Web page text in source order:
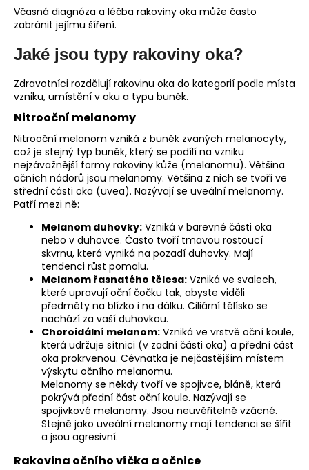
Včasná diagnóza a léčba rakoviny oka může často
zabránit jejímu šíření.
Jaké jsou typy rakoviny oka?
Zdravotníci rozdělují rakovinu oka do kategorií podle místa
vzniku, umístění v oku a typu buněk.
Nitrooční melanomy
Nitrooční melanom vzniká z buněk zvaných melanocyty,
což je stejný typ buněk, který se podílí na vzniku
nejzávažnější formy rakoviny kůže (melanomu). Většina
očních nádorů jsou melanomy. Většina z nich se tvoří ve
střední části oka (uvea). Nazývají se uveální melanomy.
Patří mezi ně:
Melanom duhovky: Vzniká v barevné části oka
nebo v duhovce. Často tvoří tmavou rostoucí
skvrnu, která vyniká na pozadí duhovky. Mají
tendenci růst pomalu.
Melanom řasnatého tělesa: Vzniká ve svalech,
které upravují oční čočku tak, abyste viděli
předměty na blízko i na dálku. Ciliární tělísko se
nachází za vaší duhovkou.
Choroidální melanom: Vzniká ve vrstvě oční koule,
která udržuje sítnici (v zadní části oka) a přední část
oka prokrvenou. Cévnatka je nejčastějším místem
výskytu očního melanomu.
Melanomy se někdy tvoří ve spojivce, bláně, která
pokrývá přední část oční koule. Nazývají se
spojivkové melanomy. Jsou neuvěřitelně vzácné.
Stejně jako uveální melanomy mají tendenci se šířit
a jsou agresivní.
Rakovina očního víčka a očnice